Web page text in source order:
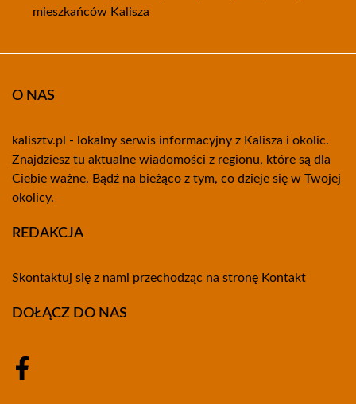
mieszkańców Kalisza
O NAS
kalisztv.pl - lokalny serwis informacyjny z Kalisza i okolic.
Znajdziesz tu aktualne wiadomości z regionu, które są dla
Ciebie ważne. Bądź na bieżąco z tym, co dzieje się w Twojej
okolicy.
REDAKCJA
Skontaktuj się z nami przechodząc na stronę Kontakt
DOŁĄCZ DO NAS